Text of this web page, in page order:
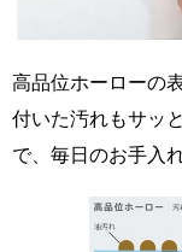
高品位ホーローの
付いた汚れもサッ
で、毎日のお手入